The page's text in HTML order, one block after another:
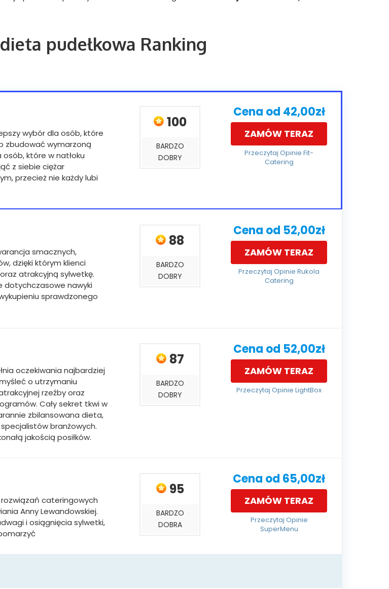
pudełkowa Ranking
wybór dla osób, które
zbudować wymarzoną
które w natłoku
z siebie ciężar
przecież nie każdy lubi
100
BARDZO
DOBRY
Cena od 42,00zł
ZAMÓW TERAZ
Przeczytaj Opinie Fit-
Catering
smacznych,
dzięki którym klienci
atrakcyjną sylwetkę.
dotychczasowe nawyki
sprawdzonego
88
BARDZO
DOBRY
Cena od 52,00zł
ZAMÓW TERAZ
Przeczytaj Opinie Rukola
Catering
oczekiwania najbardziej
o utrzymaniu
rzeźby oraz
Cały sekret tkwi w
zbilansowana dieta,
branżowych.
jakością posiłków.
87
BARDZO
DOBRY
Cena od 52,00zł
ZAMÓW TERAZ
Przeczytaj Opinie LightBox
cateringowych
Anny Lewandowskiej.
i osiągnięcia sylwetki,
95
BARDZO
DOBRA
Cena od 65,00zł
ZAMÓW TERAZ
Przeczytaj Opinie
SuperMenu